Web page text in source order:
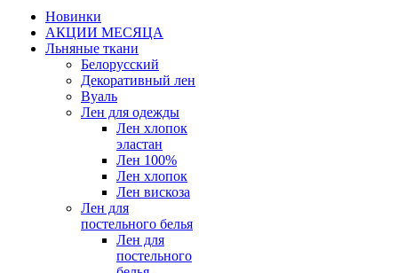
Новинки
АКЦИИ МЕСЯЦА
Льняные ткани
Белорусский
Декоративный лен
Вуаль
Лен для одежды
Лен хлопок
эластан
Лен 100%
Лен хлопок
Лен вискоза
Лен для
постельного белья
Лен для
постельного